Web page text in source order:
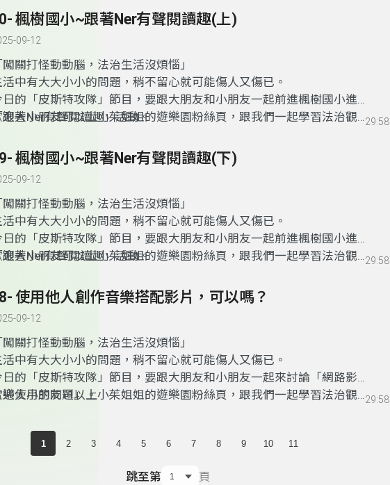
楓樹國小~跟著Ner有聲閱讀趣(上)
09-12
闖關打怪動動腦，法治生活沒煩惱」
活中有大大小小的問題，稍不留心就可能傷人又傷已。
日的「皮斯特攻隊」節目，要跟大朋友和小朋友一起前進楓樹國小進行
跟著Ner有聲閱讀趣」活動。
迎大小朋友可以上小茱姐姐的遊樂園粉絲頁，跟我們一起學習法治觀念29:58
楓樹國小~跟著Ner有聲閱讀趣(下)
09-12
闖關打怪動動腦，法治生活沒煩惱」
活中有大大小小的問題，稍不留心就可能傷人又傷已。
日的「皮斯特攻隊」節目，要跟大朋友和小朋友一起前進楓樹國小進行
跟著Ner有聲閱讀趣」活動。
迎大小朋友可以上小茱姐姐的遊樂園粉絲頁，跟我們一起學習法治觀念29:58
使用他人創作音樂搭配影片，可以嗎？
09-12
闖關打怪動動腦，法治生活沒煩惱」
活中有大大小小的問題，稍不留心就可能傷人又傷已。
日的「皮斯特攻隊」節目，要跟大朋友和小朋友一起來討論「網路影片
樂使用的問題」。
迎大小朋友可以上小茱姐姐的遊樂園粉絲頁，跟我們一起學習法治觀念29:58
1 2 3 4 5 6 7 8 9 10 11
跳至第 頁